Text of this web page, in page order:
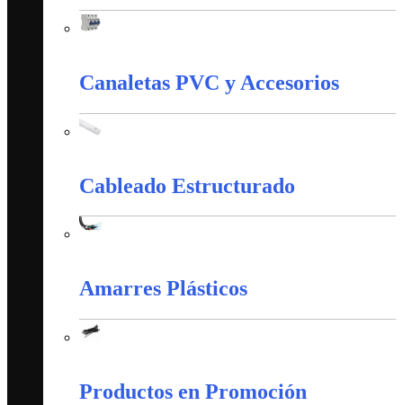
Canaletas PVC y Accesorios
Cableado Estructurado
Amarres Plásticos
Productos en Promoción